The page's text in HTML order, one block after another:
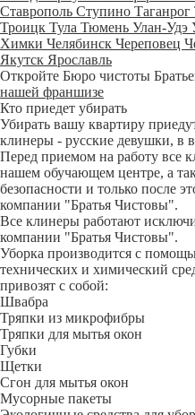
Ставрополь Ступино Таганрог
Троицк Тула Тюмень Улан-Удэ
Химки Челябинск Череповец
Якутск Ярославль
Откройте Бюро чистоты
нашей франшизе
Кто приедет убирать
Убирать вашу квартиру
клинеры - русские девушки, в
Перед приемом на работу все
нашем обучающем центре, а
безопасности и только после
компании "Братья Чистовы".
Все клинеры работают
компании "Братья Чистовы".
Уборка производится с
технических и химический
привозят с собой:
Швабра
Тряпки из микрофибры
Тряпки для мытья окон
Губки
Щетки
Сгон для мытья окон
Мусорные пакеты